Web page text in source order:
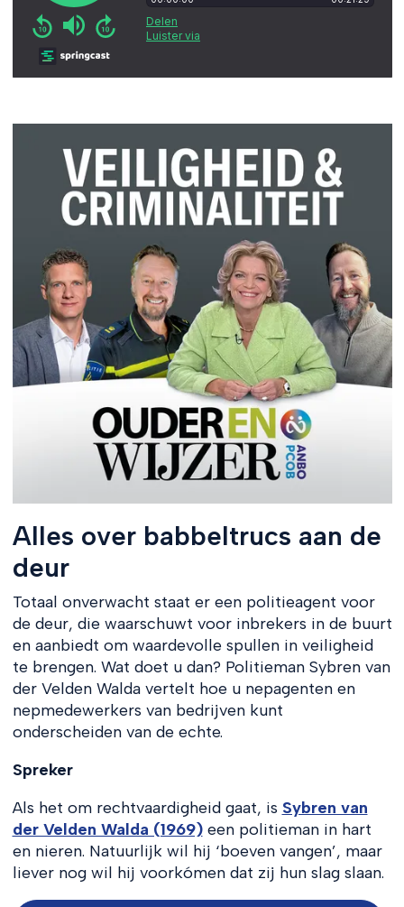
Alles over babbeltrucs aan de
deur
Totaal onverwacht staat er een politieagent voor
de deur, die waarschuwt voor inbrekers in de buurt
en aanbiedt om waardevolle spullen in veiligheid
te brengen. Wat doet u dan? Politieman Sybren van
der Velden Walda vertelt hoe u nepagenten en
nepmedewerkers van bedrijven kunt
onderscheiden van de echte.
Spreker
Als het om rechtvaardigheid gaat, is Sybren van
der Velden Walda (1969)een politieman in hart
en nieren. Natuurlijk wil hij ‘boeven vangen’, maar
liever nog wil hij voorkómen dat zij hun slag slaan.